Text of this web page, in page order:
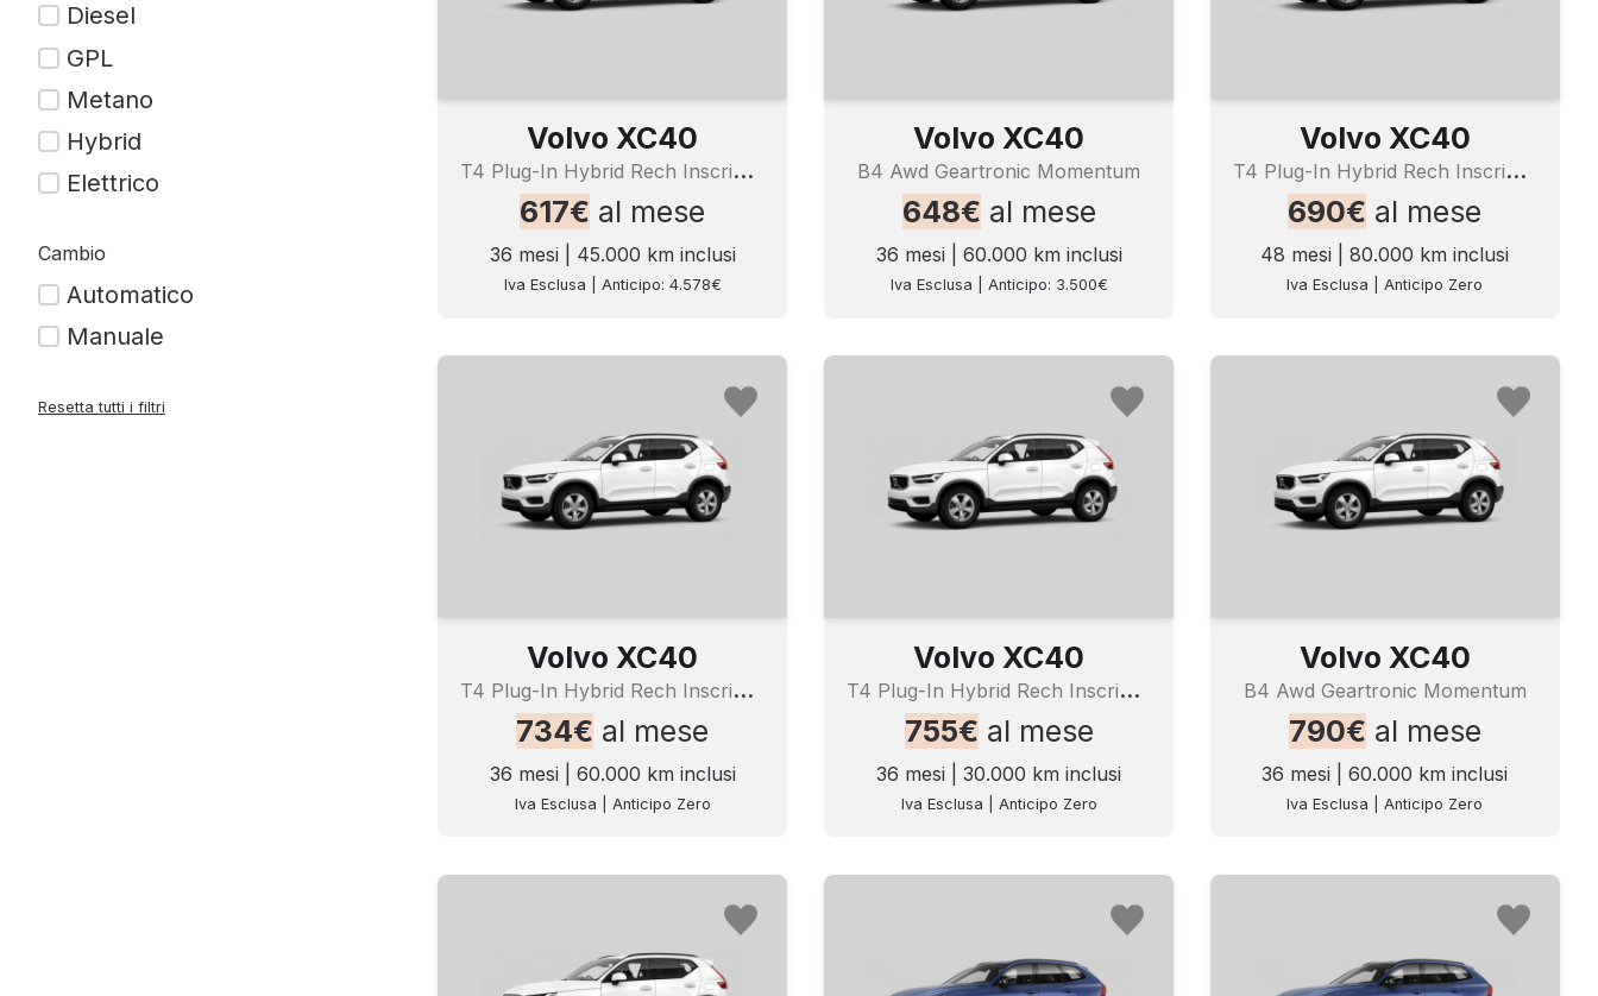
Diesel
GPL
Metano
Hybrid
Elettrico
Cambio
Automatico
Manuale
Resetta tutti i filtri
Volvo XC40
T
4 Plug-In Hybrid Rech Inscrip Expr
617€ al mese
36 mesi | 45.000 km inclusi
Iva Esclusa | Anticipo: 4.578€
Volvo XC40
B4 Awd Geartronic Momentum
648€ al mese
36 mesi | 60.000 km inclusi
Iva Esclusa | Anticipo: 3.500€
Volvo XC40
T
4 Plug-In Hybrid Rech Inscrip Expr
690€ al mese
48 mesi | 80.000 km inclusi
Iva Esclusa | Anticipo Zero
Volvo XC40
T
4 Plug-In Hybrid Rech Inscrip Expr
734€ al mese
36 mesi | 60.000 km inclusi
Iva Esclusa | Anticipo Zero
Volvo XC40
T
4 Plug-In Hybrid Rech Inscrip Expr
755€ al mese
36 mesi | 30.000 km inclusi
Iva Esclusa | Anticipo Zero
Volvo XC40
B4 Awd Geartronic Momentum
790€ al mese
36 mesi | 60.000 km inclusi
Iva Esclusa | Anticipo Zero